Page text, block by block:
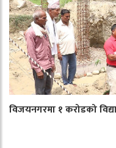
विजयनगरमा १ करोडको